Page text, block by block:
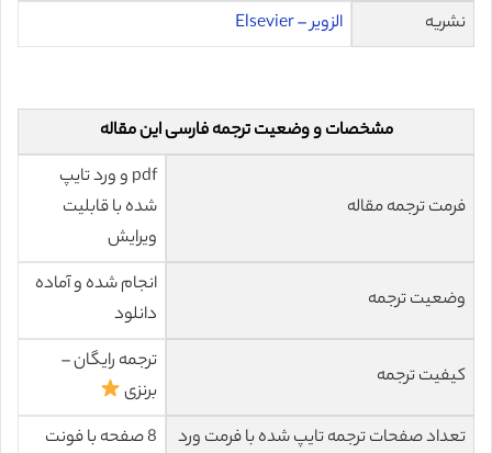
نشریه الزویر – Elsevier
مشخصات و وضعیت ترجمه فارسی این مقاله
فرمت ترجمه مقاله
pdf و ورد تایپ
شده با قابلیت
ویرایش
وضعیت ترجمه
انجام شده و آماده
دانلود
کیفیت ترجمه
ترجمه رایگان –
برنزی
تعداد صفحات ترجمه تایپ شده با فرمت ورد
8 صفحه با فونت